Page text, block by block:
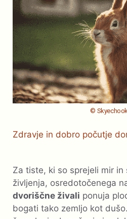
©
Zdravje in dobro počutje
Za tiste, ki so sprejeli mir
življenja, osredotočenega
dvoriščne živali ponuja
bogati tako zemljo kot